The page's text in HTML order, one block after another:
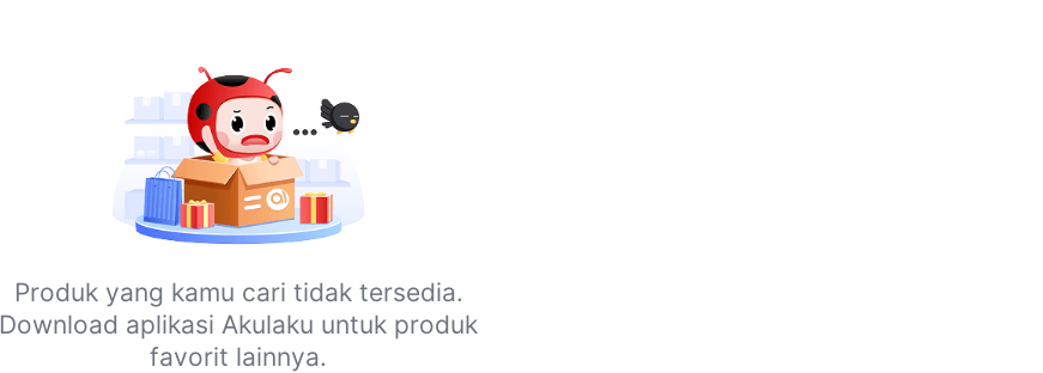
Produk yang kamu cari tidak tersedia.
Download aplikasi Akulaku untuk produk
favorit lainnya.